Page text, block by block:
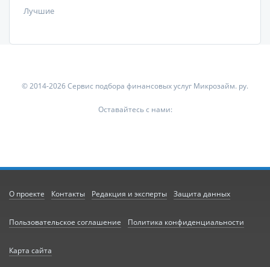
Лучшие
© 2014-2026 Сервис подбора финансовых услуг Микрозайм. ру.
Оставайтесь с нами:
О проекте Контакты Редакция и эксперты Защита данных
Пользовательское соглашение Политика конфиденциальности
Карта сайта